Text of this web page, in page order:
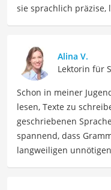
sie sprachlich
beschäftige ich mich
und
meinen Beiträgen
Reiseempfehlungen,
Freizeitgestaltung
Der Ortega-Gitarre-
besonders
Alina V.
Lektorin für
Schon in meiner
lesen, Texte zu
geschriebenen
spannend, dass
langweiligen